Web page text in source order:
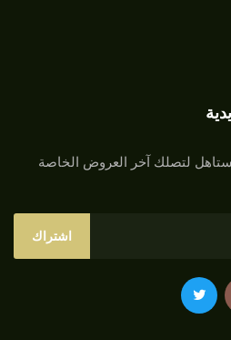
لتصلك آخر العروض الخاصة
اشتراك